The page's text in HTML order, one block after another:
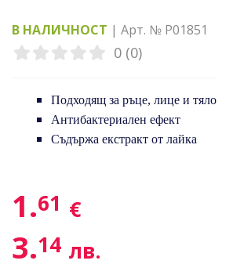
В НАЛИЧНОСТ | Арт. № P01851
0 (0)
Подходящ за ръце, лице и тяло
Антибактериален ефект
Съдържа екстракт от лайка
1.61 €
3.14 лв.